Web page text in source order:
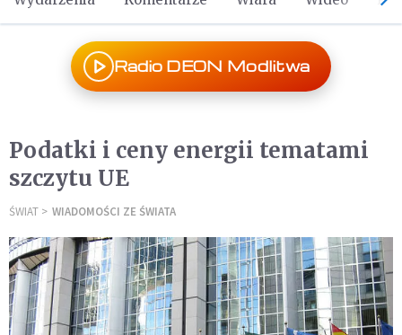
Radio DEON Modlitwa
Podatki i ceny energii tematami
szczytu UE
ŚWIAT WIADOMOŚCI ZE ŚWIATA